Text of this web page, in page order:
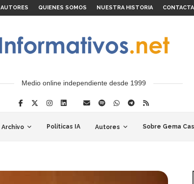
AUTORES QUIENES SOMOS NUESTRA HISTORIA
Medio online independiente desde 1999
Archivo Políticas IA Autores Sobre Gema